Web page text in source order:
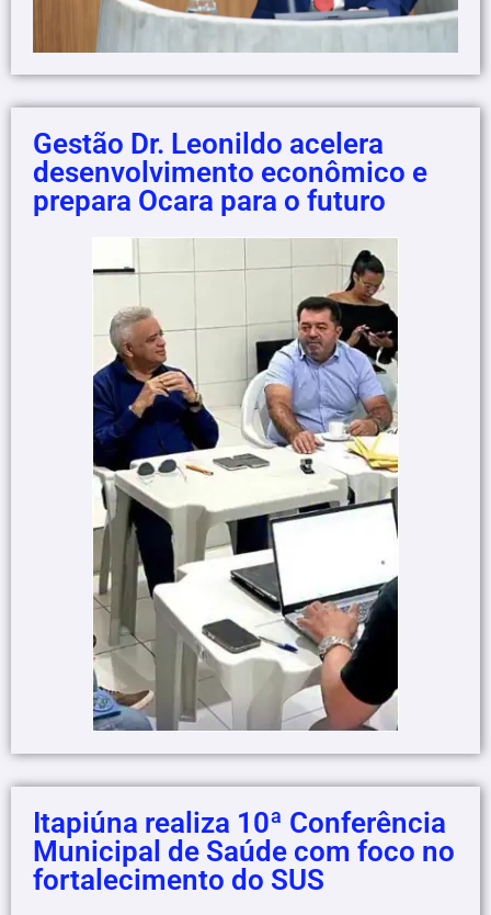
Gestão Dr. Leonildo acelera
desenvolvimento econômico e
prepara Ocara para o futuro
Itapiúna realiza 10ª Conferência
Municipal de Saúde com foco no
fortalecimento do SUS